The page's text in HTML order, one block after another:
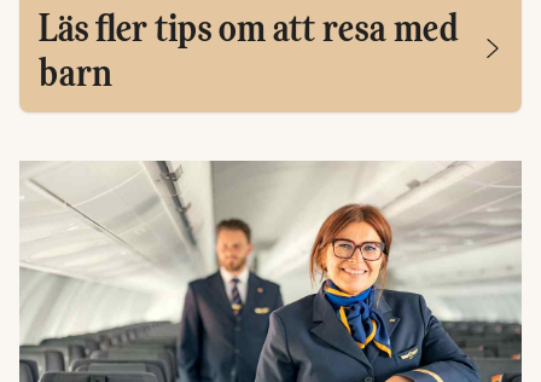
Läs fler tips om att resa med
barn